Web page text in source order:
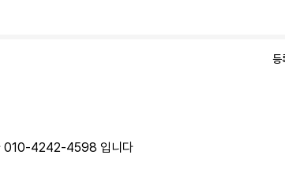
등
010-4242-4598 입니다